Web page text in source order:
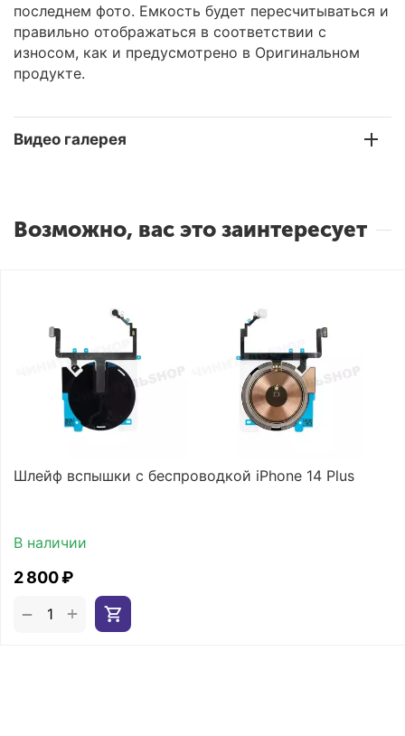
последнем фото. Емкость будет пересчитываться и
правильно отображаться в соответствии с
износом, как и предусмотрено в Оригинальном
продукте.
Видео галерея
Возможно, вас это заинтересует
Шлейф вспышки с беспроводкой iPhone 14 Plus
В наличии
2 800₽
+
−